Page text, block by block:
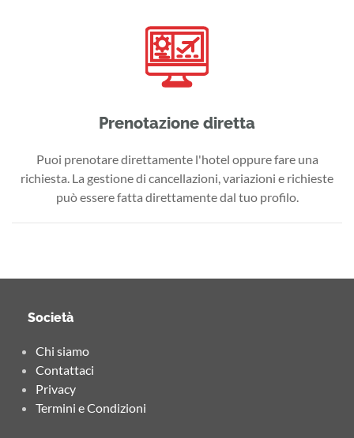
Prenotazione diretta
Puoi prenotare direttamente l'hotel oppure fare una
richiesta. La gestione di cancellazioni, variazioni e richieste
può essere fatta direttamente dal tuo profilo.
Società
Chi siamo
Contattaci
Privacy
Termini e Condizioni